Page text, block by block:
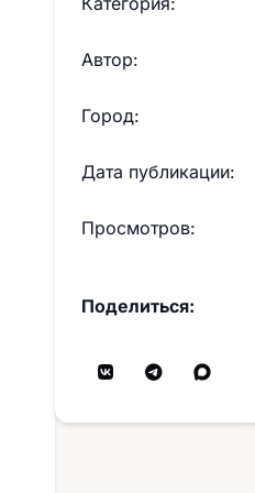
Автор:
Город:
Дата публикации:
Просмотров:
Поделиться: